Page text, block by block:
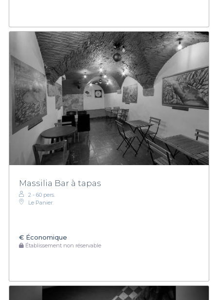
Massilia Bar à tapas
2 - 60 pers.
Le Panier
€ Économique
Établissement non réservable